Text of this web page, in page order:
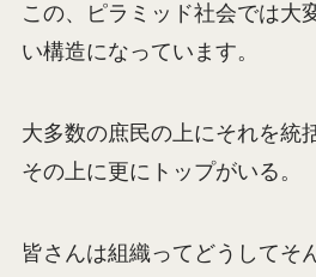
この、ピラミッド社会では大
い構造になっています。
大多数の庶民の上にそれを統
その上に更にトップがいる。
皆さんは組織ってどうしてそ